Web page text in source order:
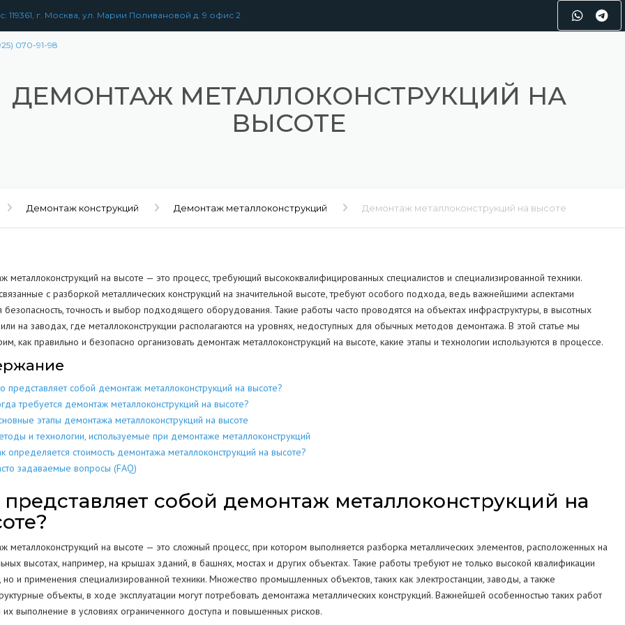
119361, г. Москва, ул. Марии Поливановой д. 9 офис 2
070-91-98
ЗДАНИЙ
ДОМОВ
АНГАРОВ
РЕЗЕРВУАРОВ ЕМКОСТЕЙ
ПРОМЫШЛЕННЫХ ТРУБ
ЖЕЛЕЗОБЕТОННЫХ ЖБИ
БЕТОННЫХ БЕТОНА
ОПОР
РЕЗКА КОНСТРУКЦИЙ
СТЕН
ПОКРЫТИЯ
ДЕМОНТАЖ МЕТАЛЛОКОНСТРУКЦИЙ НА
ВЫСОТЕ
Демонтаж конструкций Демонтаж металлоконструкций Демонтаж металлоконструкций на высоте
металлоконструкций на высоте — это процесс, требующий высококвалифицированных специалистов и специализированной техники.
с разборкой металлических конструкций на значительной высоте, требуют особого подхода, ведь важнейшими аспектами
безопасность, точность и выбор подходящего оборудования. Такие работы часто проводятся на объектах инфраструктуры, в высотных
на заводах, где металлоконструкции располагаются на уровнях, недоступных для обычных методов демонтажа. В этой статье мы
как правильно и безопасно организовать демонтаж металлоконструкций на высоте, какие этапы и технологии используются в процессе.
представляет собой демонтаж металлоконструкций на высоте?
требуется демонтаж металлоконструкций на высоте?
этапы демонтажа металлоконструкций на высоте
и технологии, используемые при демонтаже металлоконструкций
определяется стоимость демонтажа металлоконструкций на высоте?
задаваемые вопросы (FAQ)
представляет собой демонтаж металлоконструкций на
металлоконструкций на высоте — это сложный процесс, при котором выполняется разборка металлических элементов, расположенных на
высотах, например, на крышах зданий, в башнях, мостах и других объектах. Такие работы требуют не только высокой квалификации
но и применения специализированной техники. Множество промышленных объектов, таких как электростанции, заводы, а также
объекты, в ходе эксплуатации могут потребовать демонтажа металлических конструкций. Важнейшей особенностью таких работ
их выполнение в условиях ограниченного доступа и повышенных рисков.